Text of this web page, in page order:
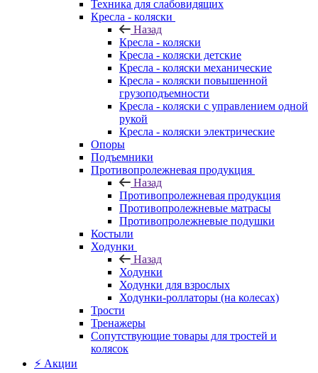
Техника для слабовидящих
Кресла - коляски
Назад
Кресла - коляски
Кресла - коляски детские
Кресла - коляски механические
Кресла - коляски повышенной
грузоподъемности
Кресла - коляски с управлением одной
рукой
Кресла - коляски электрические
Опоры
Подъемники
Противопролежневая продукция
Назад
Противопролежневая продукция
Противопролежневые матрасы
Противопролежневые подушки
Костыли
Ходунки
Назад
Ходунки
Ходунки для взрослых
Ходунки-роллаторы (на колесах)
Трости
Тренажеры
Сопутствующие товары для тростей и
колясок
⚡ Акции